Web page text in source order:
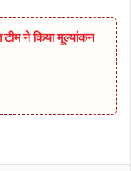
ने किया मूल्यांकन